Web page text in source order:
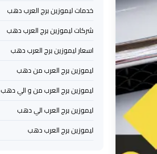
خدمات ليموزين برج العرب دهب
شركات ليموزين برج العرب دهب
اسعار ليموزين برج العرب دهب
ليموزين برج العرب من دهب
ليموزين برج العرب من و الي دهب
ليموزين برج العرب الي دهب
ليموزين برج العرب دهب